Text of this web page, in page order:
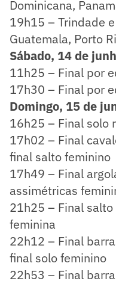
Dominicana,
19h15 – Trindade
Guatemala, Porto
Sábado, 14 de
11h25 – Final por
17h30 – Final por
Domingo, 15 de
16h25 – Final solo
17h02 – Final
final salto feminino
17h49 – Final
assimétricas
21h25 – Final
feminina
22h12 – Final
final solo feminino
22h53 – Final